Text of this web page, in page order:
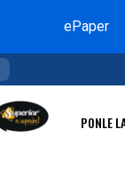
ePaper
PONLE